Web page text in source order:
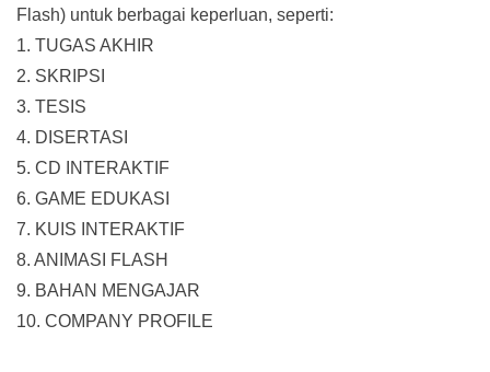
Flash) untuk berbagai keperluan, seperti:
1. TUGAS AKHIR
2. SKRIPSI
3. TESIS
4. DISERTASI
5. CD INTERAKTIF
6. GAME EDUKASI
7. KUIS INTERAKTIF
8. ANIMASI FLASH
9. BAHAN MENGAJAR
10. COMPANY PROFILE